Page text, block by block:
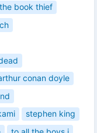
the book thief
conan doyle
stephen king